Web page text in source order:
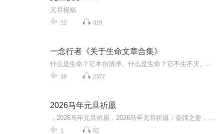
元旦祝福
12 319
一念行者《关于生命文章合集》
39 2377
2026马年元旦祈愿
1 52